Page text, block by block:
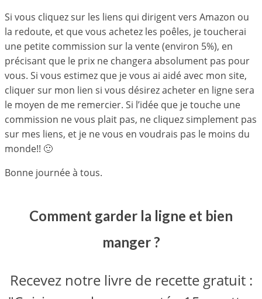
Si vous cliquez sur les liens qui dirigent vers Amazon ou
la redoute, et que vous achetez les poêles, je toucherai
une petite commission sur la vente (environ 5%), en
précisant que le prix ne changera absolument pas pour
vous. Si vous estimez que je vous ai aidé avec mon site,
cliquer sur mon lien si vous désirez acheter en ligne sera
le moyen de me remercier. Si l’idée que je touche une
commission ne vous plait pas, ne cliquez simplement pas
sur mes liens, et je ne vous en voudrais pas le moins du
monde!! 🙂
Bonne journée à tous.
Comment garder la ligne et bien
manger ?
Recevez notre livre de recette gratuit :